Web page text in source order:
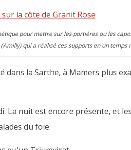
pour mettre sur les portières ou les
qui a réalisé ces supports en un temps
la Sarthe, à Mamers plus
La nuit est encore présente, et
du foie.